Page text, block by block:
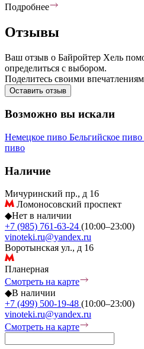
Подробнее
Отзывы
Ваш отзыв о Байройтер Хель
определиться с выбором.
Поделитесь своими
Оставить отзыв
Возможно вы искали
Немецкое пиво Бельгийское пиво
пиво
Наличие
Мичуринский пр., д 16
Ломоносовский проспект
◆Нет в наличии
+7 (985) 761-63-24 (10:00–23:00)
vinoteki.ru@yandex.ru
Воротынская ул., д 16
Планерная
Смотреть на карте
◆В наличии
+7 (499) 500-19-48 (10:00–23:00)
vinoteki.ru@yandex.ru
Смотреть на карте